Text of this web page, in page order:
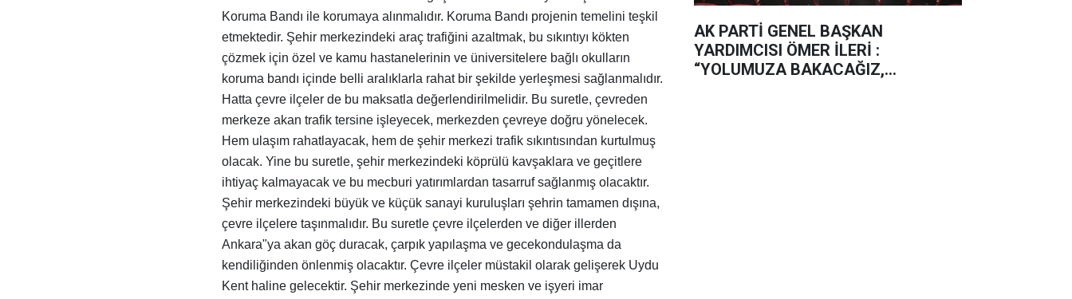
Koruma Bandı ile korumaya alınmalıdır. Koruma Bandı projenin temelini teşkil
etmektedir. Şehir merkezindeki araç trafiğini azaltmak, bu sıkıntıyı kökten
çözmek için özel ve kamu hastanelerinin ve üniversitelere bağlı okulların
koruma bandı içinde belli aralıklarla rahat bir şekilde yerleşmesi sağlanmalıdır.
Hatta çevre ilçeler de bu maksatla değerlendirilmelidir. Bu suretle, çevreden
merkeze akan trafik tersine işleyecek, merkezden çevreye doğru yönelecek.
Hem ulaşım rahatlayacak, hem de şehir merkezi trafik sıkıntısından kurtulmuş
olacak. Yine bu suretle, şehir merkezindeki köprülü kavşaklara ve geçitlere
ihtiyaç kalmayacak ve bu mecburi yatırımlardan tasarruf sağlanmış olacaktır.
Şehir merkezindeki büyük ve küçük sanayi kuruluşları şehrin tamamen dışına,
çevre ilçelere taşınmalıdır. Bu suretle çevre ilçelerden ve diğer illerden
Ankara"ya akan göç duracak, çarpık yapılaşma ve gecekondulaşma da
kendiliğinden önlenmiş olacaktır. Çevre ilçeler müstakil olarak gelişerek Uydu
Kent haline gelecektir. Şehir merkezinde yeni mesken ve işyeri imar
AK PARTİ GENEL BAŞKAN
YARDIMCISI ÖMER İLERİ :
“YOLUMUZA BAKACAĞIZ,